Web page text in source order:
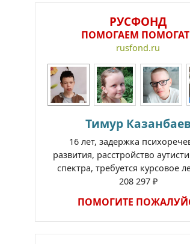
РУСФОНД
ПОМОГАЕМ
rusfond.ru
Тимур Казанбаев
16 лет, задержка
развития, расстройство
спектра, требуется курсовое
208 297 ₽
ПОМОГИТЕ